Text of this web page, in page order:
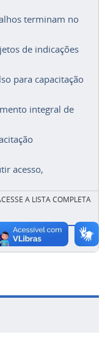
terminam no
de indicações
para capacitação
integral de
acesso,
A LISTA COMPLETA